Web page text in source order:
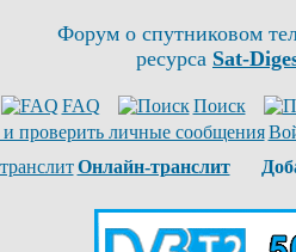
Форум о спутниковом
ресурса Sat-
FAQ Поиск
Онлайн-транслит